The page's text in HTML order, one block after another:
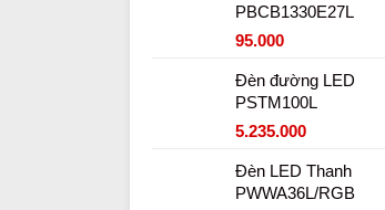
PBCB1330E27L
95.000
Đèn đường LED
PSTM100L
5.235.000
Đèn LED Thanh
PWWA36L/RGB